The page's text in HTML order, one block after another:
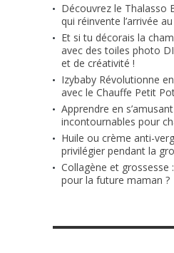
Découvrez le Thalasso
qui réinvente l’arrivée
Et si tu décorais la
avec des toiles photo
et de créativité !
Izybaby Révolutionne
avec le Chauffe Petit
Apprendre en
incontournables pour
Huile ou crème anti-
privilégier pendant la
Collagène et grossesse
pour la future maman ?